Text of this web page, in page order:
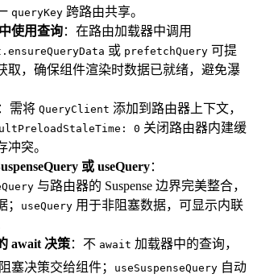
queryKey 跨路由共享。
使用查询：在路由加载器中调用
或 prefetchQuery 可提
取，确保组件渲染时数据已就绪，避免瀑
：需将 QueryClient 添加到路由器上下文，
0 关闭路由器内建缓
冲突。
或 useQuery：
与路由器的 Suspense 边界完美整合，
useQuery 用于非阻塞数据，可显示内联
await 决策：不 await 加载器中的查询，
塞决策交给组件；
useSuspenseQuery 自动